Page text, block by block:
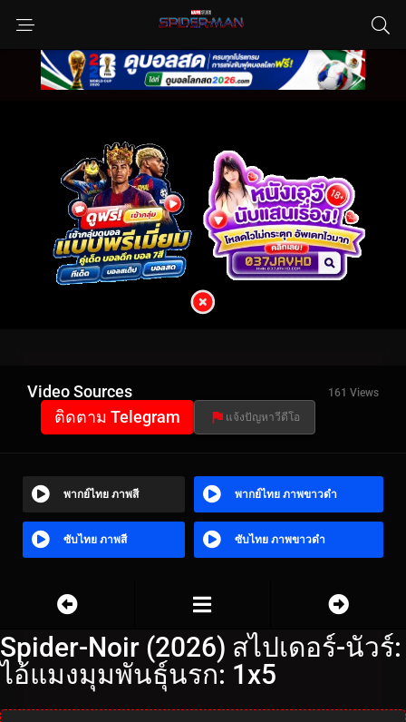
Video Sources 161 Views
ติดตาม Telegram แจ้งปัญหาวีดีโอ
พากย์ไทย ภาพสี พากย์ไทย ภาพขาวดำ
ซับไทย ภาพสี ซับไทย ภาพขาวดำ
Spider-Noir (2026) สไปเดอร์-นัวร์:
ไอ้แมงมุมพันธุ์นรก: 1x5